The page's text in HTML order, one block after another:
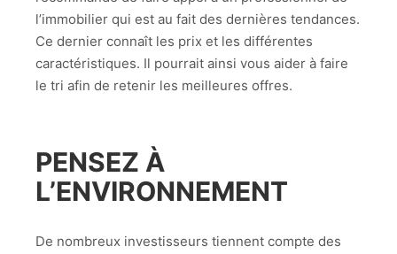
l’immobilier qui est au fait des dernières tendances.
Ce dernier connaît les prix et les différentes
caractéristiques. Il pourrait ainsi vous aider à faire
le tri afin de retenir les meilleures offres.
PENSEZ À
L’ENVIRONNEMENT
De nombreux investisseurs tiennent compte des